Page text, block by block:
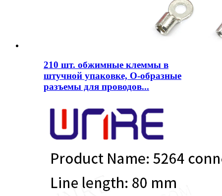
210 шт. обжимные клеммы в
штучной упаковке, О-образные
разъемы для проводов...